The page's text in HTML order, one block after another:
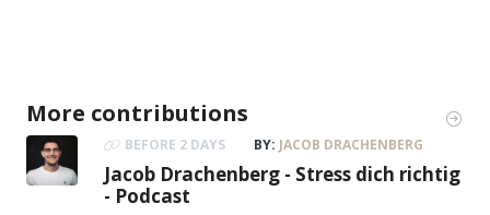
More contributions
BEFORE 2 DAYS BY: JACOB DRACHENBERG
Jacob Drachenberg - Stress dich richtig
- Podcast